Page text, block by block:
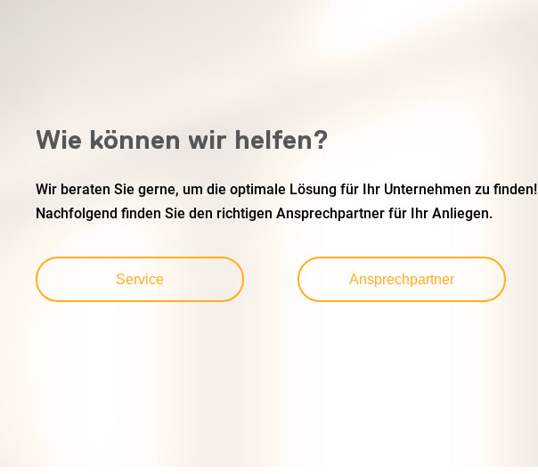
Wie können wir helfen?
Wir beraten Sie gerne, um die optimale Lösung für Ihr Unternehmen zu finden!
Nachfolgend finden Sie den richtigen Ansprechpartner für Ihr Anliegen.
Service Ansprechpartner